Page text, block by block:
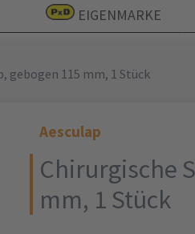
EIGENMARKE
gebogen 115 mm, 1 Stück
Aesculap
Chirurgische
mm, 1 Stück